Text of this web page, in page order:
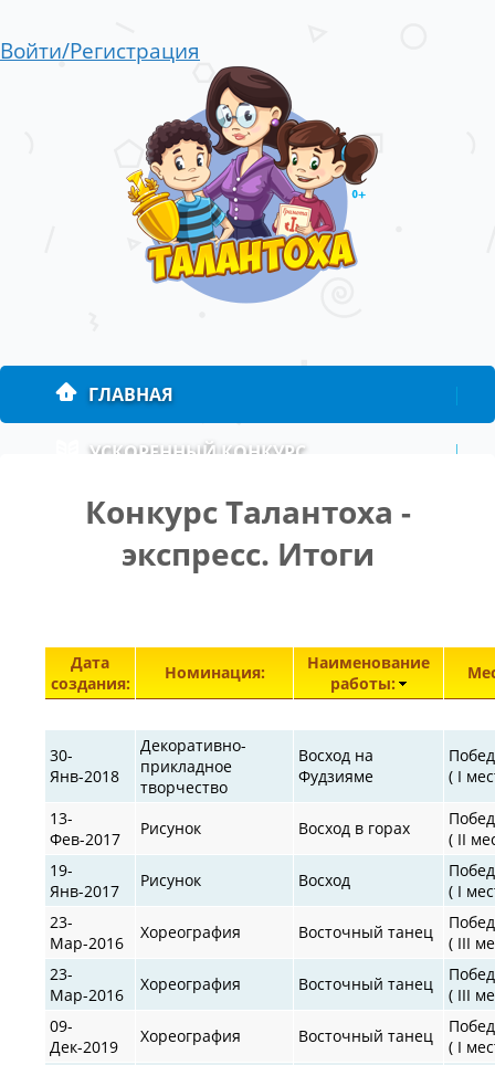
Войти/Регистрация
ГЛАВНАЯ |
УСКОРЕННЫЙ КОНКУРС |
ПРАВИЛА | | КОНТАКТЫ
Конкурс Талантоха -
экспресс. Итоги
Дата
создания:
Номинация:
Наименование
работы:
30-
Янв-2018
Декоративно-
прикладное
творчество
Восход на
Фудзияме
( I
13-
Фев-2017
Рисунок Восход в горах
( II
19-
Янв-2017
Рисунок Восход
( I
23-
Мар-2016
Хореография Восточный танец
( III
23-
Мар-2016
Хореография Восточный танец
( III
09-
Дек-2019
Хореография Восточный танец
( I